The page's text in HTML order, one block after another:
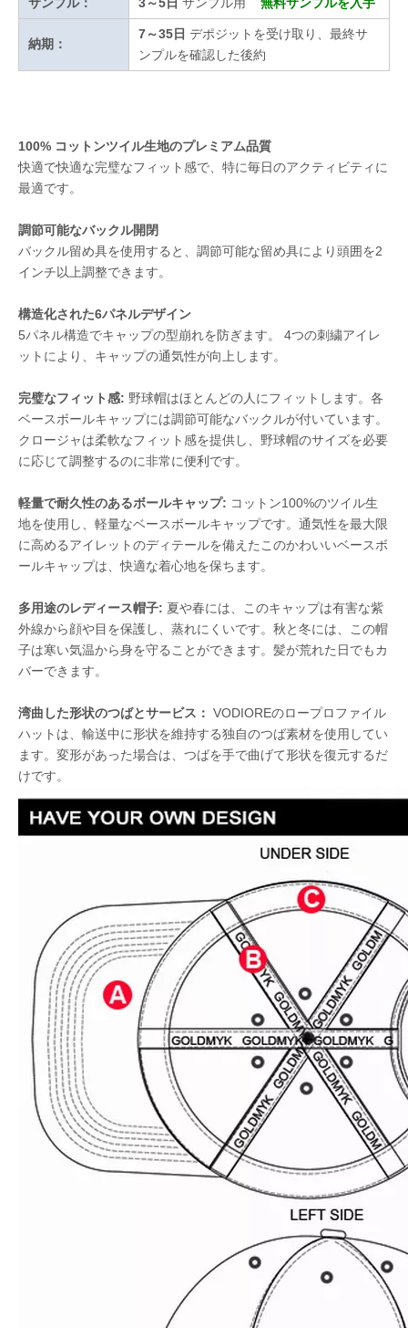
納期：
7～35日 デポジットを受け取り、最終サ
ンプルを確認した後約
100% コットンツイル生地のプレミアム品質
快適で快適な完璧なフィット感で、特に毎日のアクティビティに
最適です。
調節可能なバックル開閉
バックル留め具を使用すると、調節可能な留め具により頭囲を2
インチ以上調整できます。
構造化された6パネルデザイン
5パネル構造でキャップの型崩れを防ぎます。 4つの刺繍アイレ
ットにより、キャップの通気性が向上します。
完璧なフィット感: 野球帽はほとんどの人にフィットします。各
ベースボールキャップには調節可能なバックルが付いています。
クロージャは柔軟なフィット感を提供し、野球帽のサイズを必要
に応じて調整するのに非常に便利です。
軽量で耐久性のあるボールキャップ: コットン100%のツイル生
地を使用し、軽量なベースボールキャップです。通気性を最大限
に高めるアイレットのディテールを備えたこのかわいいベースボ
ールキャップは、快適な着心地を保ちます。
多用途のレディース帽子: 夏や春には、このキャップは有害な紫
外線から顔や目を保護し、蒸れにくいです。秋と冬には、この帽
子は寒い気温から身を守ることができます。髪が荒れた日でもカ
バーできます。
湾曲した形状のつばとサービス： VODIOREのロープロファイル
ハットは、輸送中に形状を維持する独自のつば素材を使用してい
ます。変形があった場合は、つばを手で曲げて形状を復元するだ
けです。